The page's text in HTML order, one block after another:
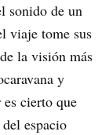
sonido de un
viaje tome sus
la visión más
y
cierto que
espacio